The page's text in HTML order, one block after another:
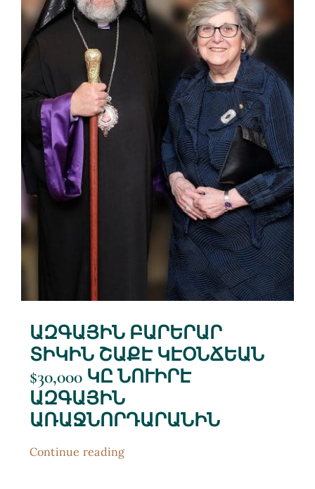
ԱԶԳԱՅԻՆ ԲԱՐԵՐԱՐ
ՏԻԿԻՆ ՇԱՔԷ ԿԷՕՆՃԵԱՆ
$30,000 ԿԸ ՆՈՒԻՐԷ
ԱԶԳԱՅԻՆ
ԱՌԱՋՆՈՐԴԱՐԱՆԻՆ
Continue reading